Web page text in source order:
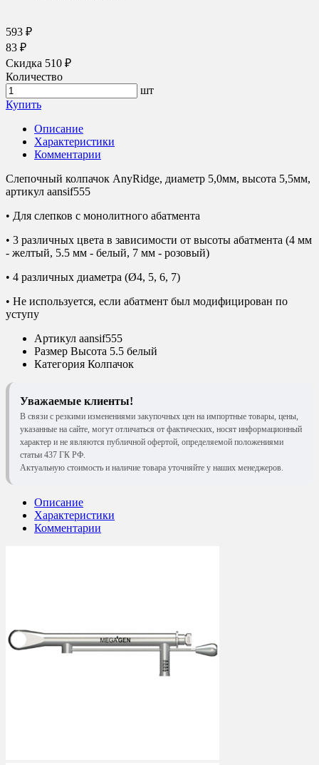
593 ₽
83 ₽
Скидка 510 ₽
Количество
шт
Купить
Описание
Характеристики
Комментарии
Слепочный колпачок AnyRidge, диаметр 5,0мм, высота 5,5мм,
артикул aansif555
• Для слепков с монолитного абатмента
• 3 различных цвета в зависимости от высоты абатмента (4 мм
- желтый, 5.5 мм - белый, 7 мм - розовый)
• 4 различных диаметра (Ø4, 5, 6, 7)
• Не используется, если абатмент был модифицирован по
уступу
Артикул aansif555
Размер Высота 5.5 белый
Категория Колпачок
Уважаемые клиенты!
В связи с резкими изменениями закупочных цен на импортные товары, цены,
указанные на сайте, могут отличаться от фактических, носят информационный
характер и не являются публичной офертой, определяемой положениями
статьи 437 ГК РФ.
Актуальную стоимость и наличие товара уточняйте у наших менеджеров.
Описание
Характеристики
Комментарии